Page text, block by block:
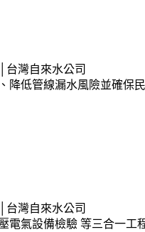
台灣自來水公司
降低管線漏水風險並確保
台灣自來水公司
電氣設備檢驗 等三合一工